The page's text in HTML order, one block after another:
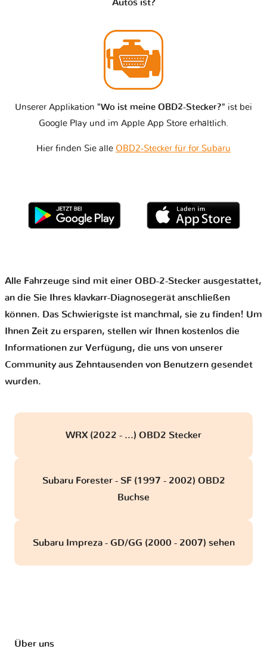
Autos ist?
Unserer Applikation "Wo ist meine OBD2-Stecker?" ist bei
Google Play und im Apple App Store erhältlich.
Hier finden Sie alle OBD2-Stecker für for Subaru
Alle Fahrzeuge sind mit einer OBD-2-Stecker ausgestattet,
an die Sie Ihres klavkarr-Diagnosegerät anschließen
können. Das Schwierigste ist manchmal, sie zu finden! Um
Ihnen Zeit zu ersparen, stellen wir Ihnen kostenlos die
Informationen zur Verfügung, die uns von unserer
Community aus Zehntausenden von Benutzern gesendet
wurden.
WRX (2022 - ...) OBD2 Stecker
Subaru Forester - SF (1997 - 2002) OBD2
Buchse
Subaru Impreza - GD/GG (2000 - 2007) sehen
Über uns